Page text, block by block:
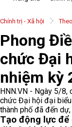
Chính trị - Xã hội
Phong
chức Đại
nhiệm kỳ
HNN.VN - Ngày 5/8,
chức Đại hội đại
thành phố đã đến
Tạo động lực